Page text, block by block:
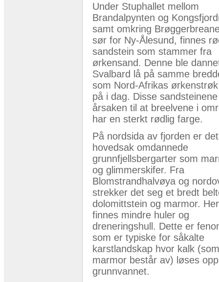
Under Stuphallet mellom
Brandalpynten og
samt omkring
sør for Ny-Ålesund, finnes
sandstein som stammer fra
ørkensand. Denne ble
Svalbard lå på samme
som Nord-Afrikas
på i dag. Disse
årsaken til at breelvene i
har en sterkt rødlig farge.
På nordsida av fjorden er
hovedsak omdannede
grunnfjellsbergarter som
og glimmerskifer. Fra
Blomstrandhalvøya og
strekker det seg et bredt
dolomittstein og marmor. Her
finnes mindre huler og
dreneringshull. Dette er
som er typiske for såkalte
karstlandskap hvor kalk (som
marmor består av) løses
grunnvannet.